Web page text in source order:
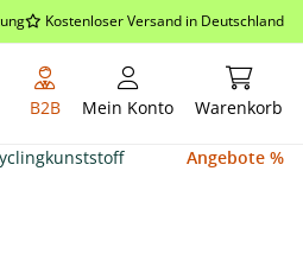
Kostenloser Versand in Deutschland
B2B Mein Konto Warenkorb
Angebote %